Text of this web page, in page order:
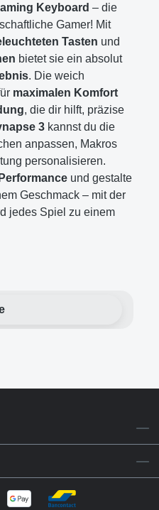
Keyboard – die
Gamer! Mit
Tasten und
bietet sie ein absolut
. Die weich
maximalen Komfort
, die dir hilft, präzise
3 kannst du die
anpassen, Makros
personalisieren.
und gestalte
Geschmack – mit der
jedes Spiel zu einem